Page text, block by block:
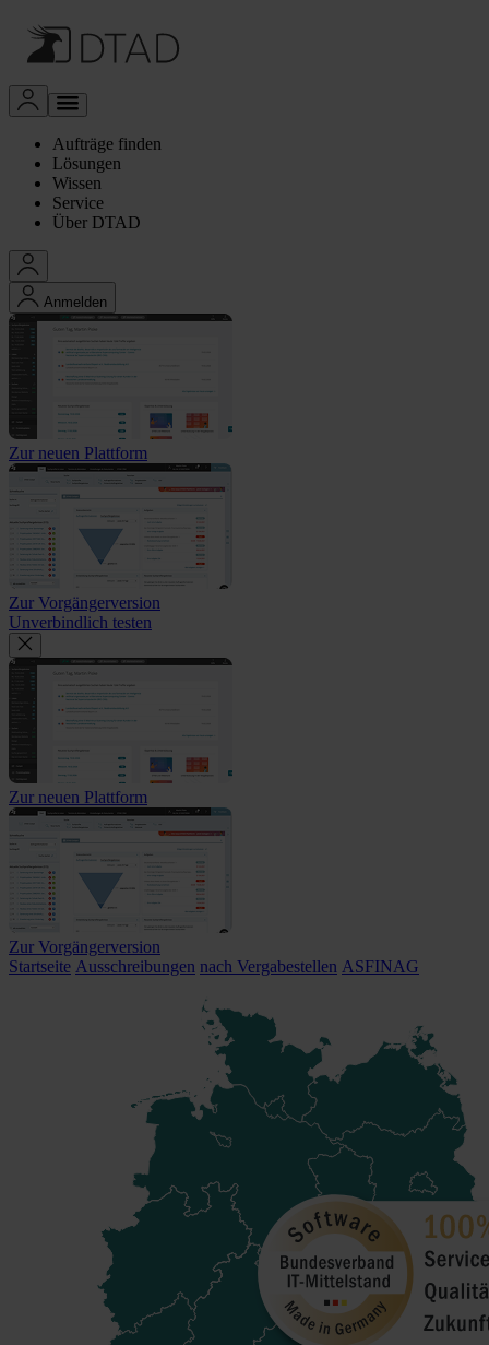
Aufträge finden
Lösungen
Wissen
Service
Über DTAD
Anmelden
Zur neuen Plattform
Zur Vorgängerversion
Unverbindlich testen
Zur neuen Plattform
Zur Vorgängerversion
Startseite Ausschreibungen nach Vergabestellen ASFINAG